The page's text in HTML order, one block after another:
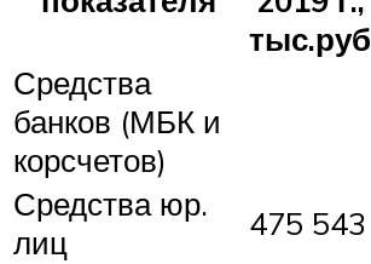
тыс.руб
Средства
банков (МБК и
корсчетов)
Средства юр.
лиц
475 543